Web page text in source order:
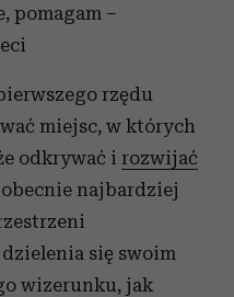
pomagam –
rzędu
miejsc, w których
odkrywać i rozwijać
najbardziej
się swoim
wizerunku, jak